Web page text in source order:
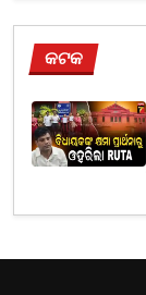
କଟକ